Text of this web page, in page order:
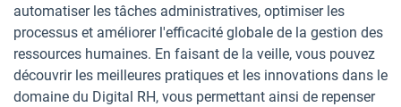
automatiser les tâches administratives, optimiser les
processus et améliorer l'efficacité globale de la gestion des
ressources humaines. En faisant de la veille, vous pouvez
découvrir les meilleures pratiques et les innovations dans le
domaine du Digital RH, vous permettant ainsi de repenser